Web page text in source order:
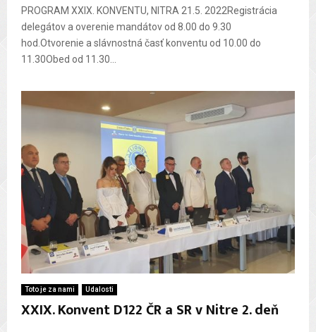
PROGRAM XXIX. KONVENTU, NITRA 21.5. 2022Registrácia
delegátov a overenie mandátov od 8.00 do 9.30
hod.Otvorenie a slávnostná časť konventu od 10.00 do
11.30Obed od 11.30...
Toto je za nami Udalosti
XXIX. Konvent D122 ČR a SR v Nitre 2. deň